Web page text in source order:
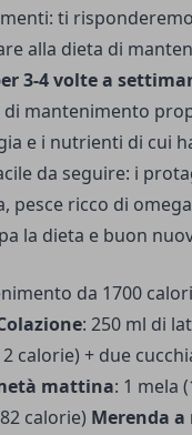
ti
alla dieta di
3-4 volte a
mantenimento
e i nutrienti di cui
da seguire: i
ricco di
la dieta e buon
da 1700
: 250 ml di
calorie) + due
mattina: 1 mela
calorie) Merenda